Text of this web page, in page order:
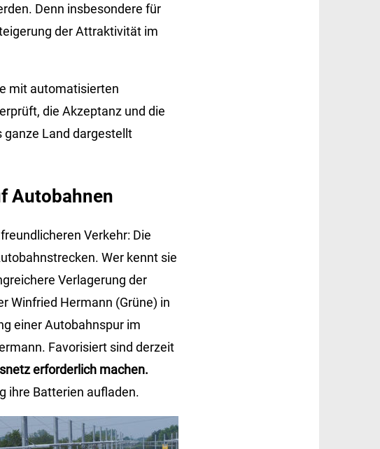
Denn insbesondere für
der Attraktivität im
mit automatisierten
die Akzeptanz und die
ganze Land dargestellt
Autobahnen
Verkehr: Die
Wer kennt sie
Verlagerung der
Winfried Hermann (Grüne) in
einer Autobahnspur im
Favorisiert sind derzeit
erforderlich machen.
ihre Batterien aufladen.